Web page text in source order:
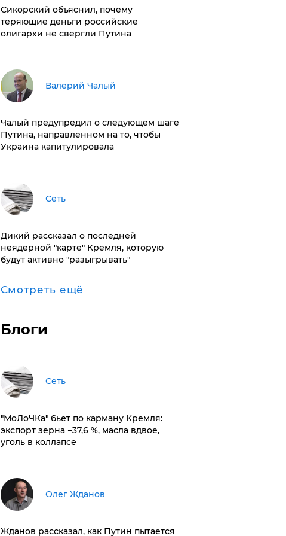
Сикорский объяснил, почему
теряющие деньги российские
олигархи не свергли Путина
Валерий Чалый
Чалый предупредил о следующем шаге
Путина, направленном на то, чтобы
Украина капитулировала
Сеть
Дикий рассказал о последней
неядерной "карте" Кремля, которую
будут активно "разыгрывать"
Смотреть ещё
Блоги
Сеть
​"МоЛоЧКа" бьет по карману Кремля:
экспорт зерна −37,6 %, масла вдвое,
уголь в коллапсе
Олег Жданов
Жданов рассказал, как Путин пытается